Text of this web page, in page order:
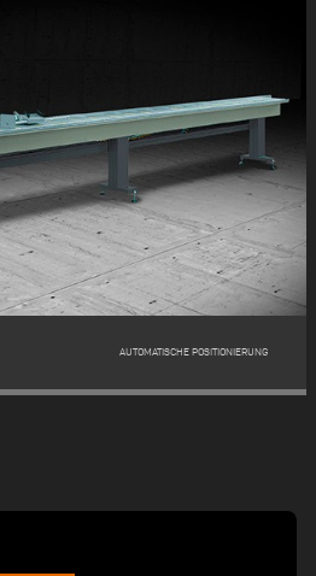
AUTOMATISCHE POSITIONIERUNG